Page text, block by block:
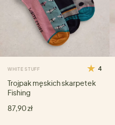
WHITE STUFF 4
Trojpak męskich skarpetek
Fishing
87,90 zł